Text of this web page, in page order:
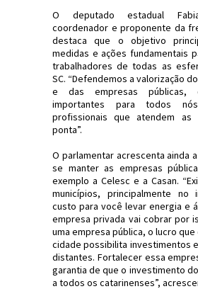
O deputado estadual
coordenador e proponente da
destaca que o objetivo
medidas e ações fundamentais
trabalhadores de todas as
SC. “Defendemos a valorização
e das empresas
importantes para todos
profissionais que atendem as
ponta”.
O parlamentar acrescenta ainda
se manter as empresas
exemplo a Celesc e a Casan.
municípios, principalmente
custo para você levar energia e
empresa privada vai cobrar por
uma empresa pública, o lucro que
cidade possibilita investimentos
distantes. Fortalecer essa
garantia de que o investimento
a todos os catarinenses”,